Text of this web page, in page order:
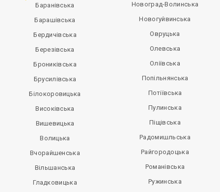
Баранівська
Барашівська
Бердичівська
Березівська
Брониківська
Брусилівська
Білокоровицька
Високівська
Вишевицька
Волицька
Вчорайшенська
Вільшанська
Гладковицька
Новоград-Волинська
Новогуйвинська
Овруцька
Олевська
Оліївська
Попільнянська
Потіївська
Пулинська
Піщівська
Радомишльська
Райгородоцька
Романівська
Ружинська